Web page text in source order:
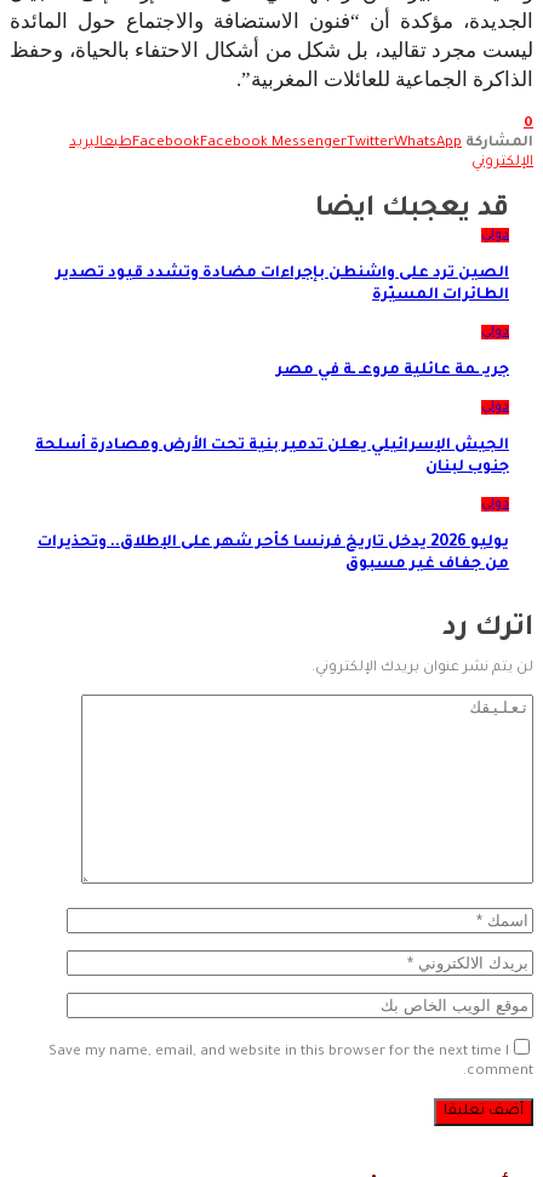
مؤكدة أن “فنون الاستضافة والاجتماع حول المائدة
مجرد تقاليد، بل شكل من أشكال الاحتفاء بالحياة، وحفظ
الجماعية للعائلات المغربية”.
FacebookFacebook MessengerTwitterWhatsApp طبعالبريد
قد يعجبك ايضا
دولي
الصين ترد على واشنطن بإجراءات مضادة وتشدد قيود تصدير
الطائرات المسيّرة
دولي
جريـ ـمة عائلية مروعـ ـة في مصر
دولي
الجيش الإسرائيلي يعلن تدمير بنية تحت الأرض ومصادرة أسلحة
جنوب لبنان
دولي
يوليو 2026 يدخل تاريخ فرنسا كأحر شهر على الإطلاق.. وتحذيرات
من جفاف غير مسبوق
رد
يتم نشر عنوان بريدك الإلكتروني.
Save my name, email, and website in this browser for the next time I